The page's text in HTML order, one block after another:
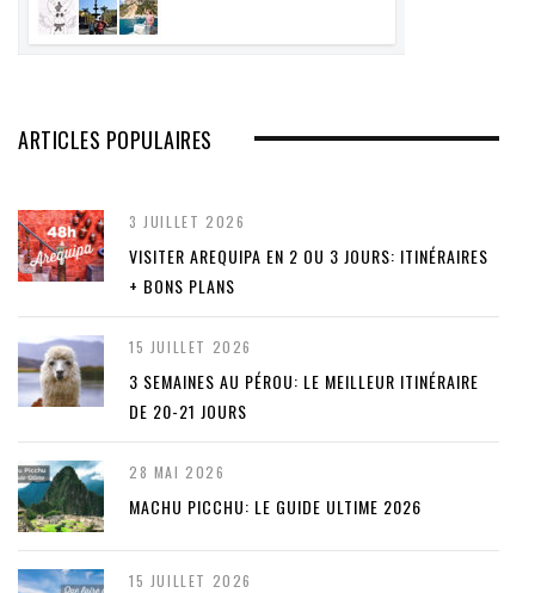
ARTICLES POPULAIRES
3 JUILLET 2026
VISITER AREQUIPA EN 2 OU 3 JOURS: ITINÉRAIRES
+ BONS PLANS
15 JUILLET 2026
3 SEMAINES AU PÉROU: LE MEILLEUR ITINÉRAIRE
DE 20-21 JOURS
28 MAI 2026
MACHU PICCHU: LE GUIDE ULTIME 2026
15 JUILLET 2026